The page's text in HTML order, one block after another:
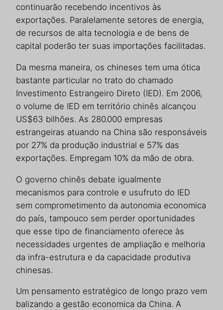
continuarão recebendo incentivos às
exportações. Paralelamente setores de energia,
de recursos de alta tecnologia e de bens de
capital poderão ter suas importações facilitadas.
Da mesma maneira, os chineses tem uma ótica
bastante particular no trato do chamado
Investimento Estrangeiro Direto (IED). Em 2006,
o volume de IED em território chinês alcançou
US$63 bilhões. As 280.000 empresas
estrangeiras atuando na China são responsáveis
por 27% da produção industrial e 57% das
exportações. Empregam 10% da mão de obra.
O governo chinês debate igualmente
mecanismos para controle e usufruto do IED
sem comprometimento da autonomia economica
do país, tampouco sem perder oportunidades
que esse tipo de financiamento oferece às
necessidades urgentes de ampliação e melhoria
da infra-estrutura e da capacidade produtiva
chinesas.
Um pensamento estratégico de longo prazo vem
balizando a gestão economica da China. A